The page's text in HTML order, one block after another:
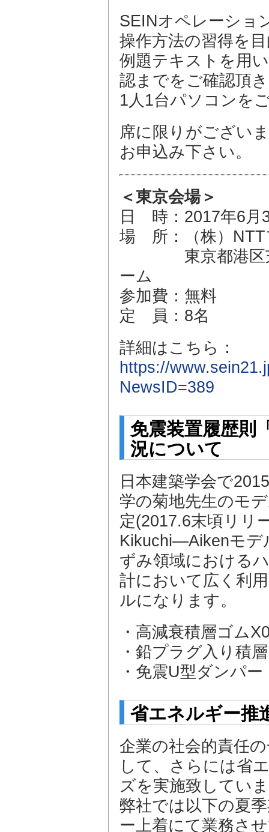
SEINオペレーショ
操作方法の習得を
例題テキストを用
認までをご確認頂
1人1台パソコンを
席に限りがござい
お申込み下さい。
＜東京会場＞
日 時：2017年6月
場 所：（株）NTT
東京都港区芝浦
ーム
参加費：無料
定 員：8名
詳細はこちら：
https://
NewsID=389
免震装置履歴
況について
日本建築学会で
学の菊地先生のモ
定(2017.6末頃リリ
Kikuchi—Aikenモデ
ずみ領域における
計において広く利
ルになります。
・高減衰積層ゴム
・鉛プラグ入り積
・免震U型ダンパー
省エネルギー推
企業の社会的責任
して、さらには省
ズを実施致してい
弊社では以下の夏
ー上着にて業務さ